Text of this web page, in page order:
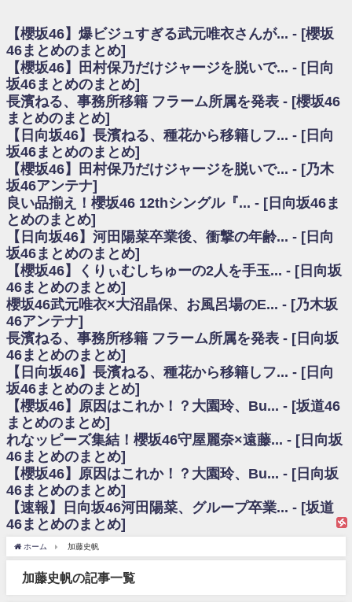
日向坂46まとめのまとめ / 【日向坂46】富田鈴花1st写真集、発売記念記者
会見の模様がこちら！
乃木坂欅坂まとめのまとめ / 【日向坂46】河田陽菜卒業の影響、ガチでデ
カそう...
欅坂あんてな ～欅坂46のニュース・情報・話題をピックアップ / れなッ
ピーズ集結！櫻坂46守屋麗奈×遠藤理子、8/6「ラヴィット！」水曜スタジオ出
演決定
欅坂/日向坂46まとめのまとめ / 【櫻坂46】田村保乃だけジャージを脱いで
いた理由
日向坂46まとめのまとめ / 【日向坂46】若林さん「笑えないぐらい師匠だ
から」佐々木久美と卒業後初の共演の様子がこちら！【激レアさん】
日向坂46まとめのまとめ / 【元日向坂46】情報解禁前で言えない！？丹生
ちゃん、メンバーと会った模様
乃木坂欅坂まとめのまとめ / 【日向坂46】この月、何かあるのか！？『お
願いバッハ！』ミーグリ日程がこちら
欅坂/日向坂46まとめのまとめ / 【櫻坂46】ミーグリで喧嘩！？山下瞳月、
これはマジギレしてる
乃木坂46アンテナ / 【櫻坂46】ハリソン守屋「ゆーづのせいです」【ラヴ
ィット!】
乃木坂あんてな ～乃木坂46・欅坂46・日向坂46のニュース・情報・話題
をピックアップ / 良い品揃え！櫻坂46 12thシングル『Make or Break』オフィ
シャルグッズ絶賛販売受付中
日向坂46まとめのまとめ / 【日向坂46】この月、何かあるのか！？『お願
いバッハ！』ミーグリ日程がこちら
日向坂46まとめのまとめ / 【元日向坂46】この卒業生、めちゃくちゃテレ
ビで見かけるな
欅坂/日向坂46まとめのまとめ / 【櫻坂46】リアルミーグリであの販売も！
『Make or Break』オフィシャルグッズ解禁
乃木坂46アンテナ / 【櫻坂46】ミーグリで喧嘩！？山下瞳月、これはマジ
ギレしてる
乃木坂あんてな ～乃木坂46・欅坂46・日向坂46のニュース・情報・話題
をピックアップ / れなッピーズ集結！櫻坂46守屋麗奈×遠藤理子、8/6「ラヴィ
ット！」水曜スタジオ出演決定
日向坂46まとめのまとめ / 【日向坂46】富田鈴花、次の事務所が決まって
そう！？
日向坂46まとめのまとめ / 【日向坂46】富田鈴花、次の事務所が決まって
そう！？
ハ！』ミーグリ日程がこちら
乃木坂あんてな ～乃木坂46・欅坂46・日向坂46のニュース・情報・話題
【櫻坂46】爆ビジュすぎる武元唯衣さんが... - [櫻坂
46まとめのまとめ]
【櫻坂46】田村保乃だけジャージを脱いで... - [日向
坂46まとめのまとめ]
長濱ねる、事務所移籍 フラーム所属を発表 - [櫻坂46
まとめのまとめ]
【日向坂46】長濱ねる、種花から移籍しフ... - [日向
坂46まとめのまとめ]
【櫻坂46】田村保乃だけジャージを脱いで... - [乃木
坂46アンテナ]
良い品揃え！櫻坂46 12thシングル『... - [日向坂46ま
とめのまとめ]
【日向坂46】河田陽菜卒業後、衝撃の年齢... - [日向
坂46まとめのまとめ]
【櫻坂46】くりぃむしちゅーの2人を手玉... - [日向坂
46まとめのまとめ]
櫻坂46武元唯衣×大沼晶保、お風呂場のE... - [乃木坂
46アンテナ]
長濱ねる、事務所移籍 フラーム所属を発表 - [日向坂
46まとめのまとめ]
【日向坂46】長濱ねる、種花から移籍しフ... - [日向
坂46まとめのまとめ]
【櫻坂46】原因はこれか！？大園玲、Bu... - [坂道46
まとめのまとめ]
れなッピーズ集結！櫻坂46守屋麗奈×遠藤... - [日向坂
46まとめのまとめ]
【櫻坂46】原因はこれか！？大園玲、Bu... - [日向坂
46まとめのまとめ]
【速報】日向坂46河田陽菜、グループ卒業... - [坂道
46まとめのまとめ]
ホーム 加藤史帆
加藤史帆の記事一覧